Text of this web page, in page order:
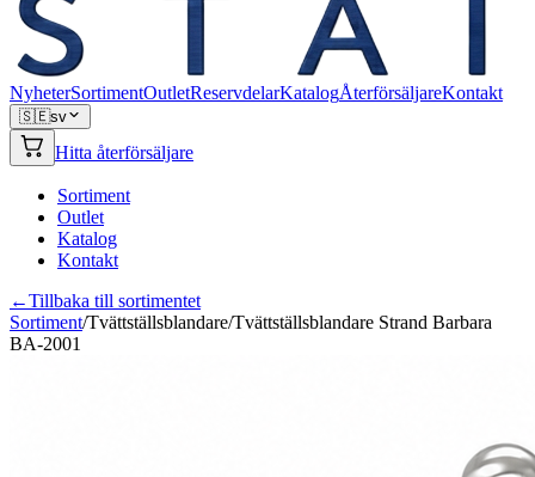
NyheterSortimentOutletReservdelarKatalogÅterförsäljareKontakt
🇸🇪sv
Hitta återförsäljare
Sortiment
Outlet
Katalog
Kontakt
←Tillbaka till sortimentet
Sortiment/Tvättställsblandare/Tvättställsblandare Strand Barbara
BA-2001